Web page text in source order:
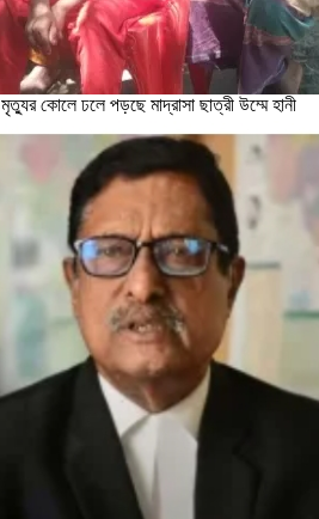
কোলে ঢলে পড়ছে মাদ্রাসা ছাত্রী উম্মে হানী